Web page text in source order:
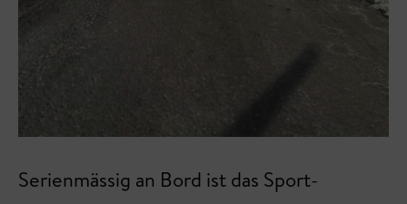
Serienmässig an Bord ist das Sport-